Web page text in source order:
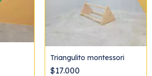
Triangulito montessori
$17.000